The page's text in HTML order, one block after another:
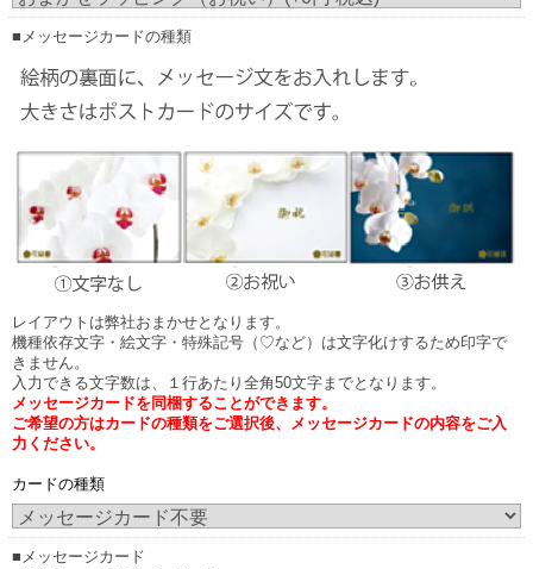
発送のご案内時に配信される画像は、お花をメインに正面から撮影した画像の
お花の下（花の中）に立てた場合は立札内容が見えにくい場合もございます。
■メッセージカードの種類
レイアウトは弊社おまかせとなります。
機種依存文字・絵文字・特殊記号（♡など）は文字化けするため印字で
きません。
入力できる文字数は、１行あたり全角50文字までとなります。
メッセージカードを同梱することができます。
ご希望の方はカードの種類をご選択後、メッセージカードの内容をご入
力ください。
カードの種類
■メッセージカード